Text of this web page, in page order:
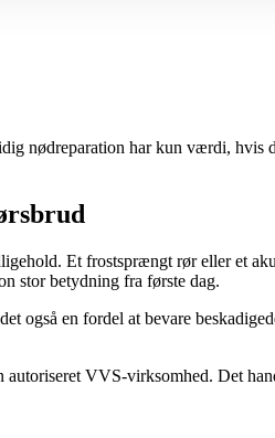
nødreparation har kun værdi, hvis
Et frostsprængt rør eller et
stor betydning fra første dag.
også en fordel at bevare
VVS-virksomhed. Det